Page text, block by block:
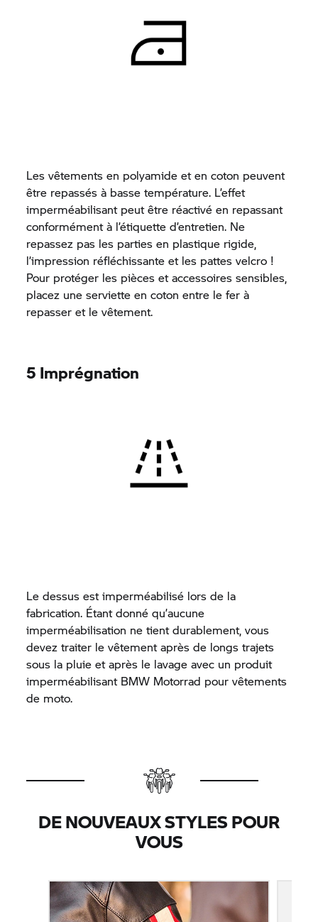
Les vêtements en polyamide et en coton peuvent
être repassés à basse température. L’effet
imperméabilisant peut être réactivé en repassant
conformément à l’étiquette d’entretien. Ne
repassez pas les parties en plastique rigide,
l’impression réfléchissante et les pattes velcro !
Pour protéger les pièces et accessoires sensibles,
placez une serviette en coton entre le fer à
repasser et le vêtement.
5 Imprégnation
Le dessus est imperméabilisé lors de la
fabrication. Étant donné qu’aucune
imperméabilisation ne tient durablement, vous
devez traiter le vêtement après de longs trajets
sous la pluie et après le lavage avec un produit
imperméabilisant BMW Motorrad pour vêtements
de moto.
DE NOUVEAUX STYLES POUR
VOUS